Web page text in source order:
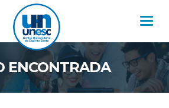
ENCONTRADA